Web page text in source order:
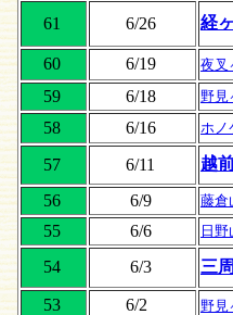
61 6/26 経
60 6/19 夜叉
59 6/18 野見
58 6/16 ホノ
57 6/11
越
56
6/9 藤倉
55 6/6 日野
54 6/3 三
53 6/2 野見